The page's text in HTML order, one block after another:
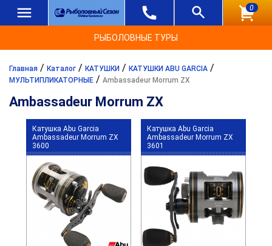
0
РЫБОЛОВНЫЕ ТУРЫ
Главная / Каталог / КАТУШКИ / КАТУШКИ ABU GARCIA /
МУЛЬТИПЛИКАТОРНЫЕ / Ambassadeur Morrum ZX
Ambassadeur Morrum ZX
Катушка Abu Garcia
Ambassadeur Morrum ZX
3600
Катушка Abu Garcia
Ambassadeur Morrum ZX
3601